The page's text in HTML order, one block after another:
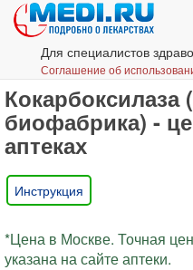
Для специалистов
Соглашение об
Кокарбоксилаза
биофабрика) -
аптеках
Инструкция
*Цена в Москве. Точная
указана на сайте аптеки.